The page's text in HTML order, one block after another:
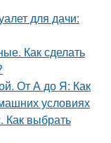
для дачи:
Как сделать
От А до Я: Как
условиях
Как выбрать